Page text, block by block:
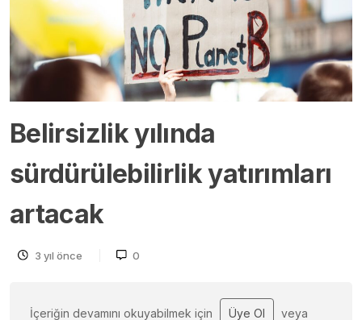
Belirsizlik yılında
sürdürülebilirlik yatırımları
artacak
3 yıl önce 0
İçeriğin devamını okuyabilmek için Üye Ol veya